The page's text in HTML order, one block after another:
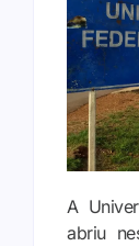
A
abriu